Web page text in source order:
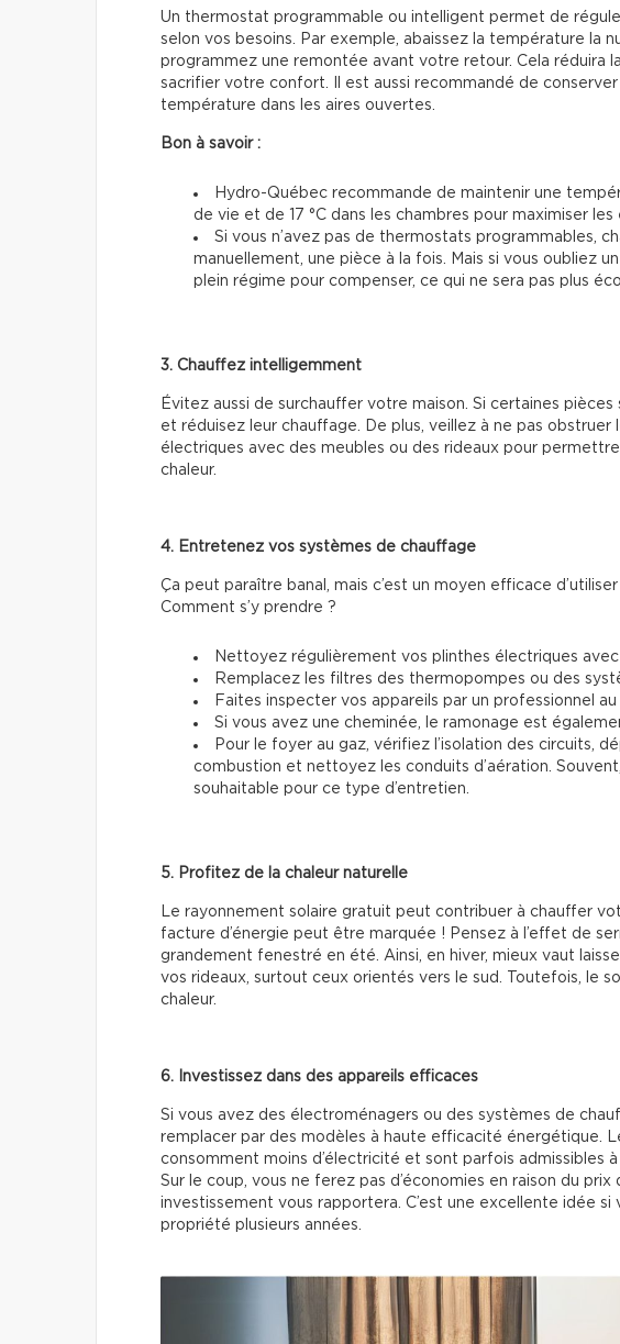
Un thermostat programmable ou intelligent permet de
selon vos besoins. Par exemple, abaissez la température la
programmez une remontée avant votre retour. Cela réduira
sacrifier votre confort. Il est aussi recommandé de
température dans les aires ouvertes.
Bon à savoir :
Hydro-Québec recommande de maintenir une
de vie et de 17 °C dans les chambres pour maximiser les
Si vous n’avez pas de thermostats programmables,
manuellement, une pièce à la fois. Mais si vous oubliez
plein régime pour compenser, ce qui ne sera pas plus
3. Chauffez intelligemment
Évitez aussi de surchauffer votre maison. Si certaines
et réduisez leur chauffage. De plus, veillez à ne pas obstruer
électriques avec des meubles ou des rideaux pour
chaleur.
4. Entretenez vos systèmes de chauffage
Ça peut paraître banal, mais c’est un moyen efficace
Comment s’y prendre ?
Nettoyez régulièrement vos plinthes électriques
Remplacez les filtres des thermopompes ou des
Faites inspecter vos appareils par un professionnel
Si vous avez une cheminée, le ramonage est
Pour le foyer au gaz, vérifiez l’isolation des circuits,
combustion et nettoyez les conduits d’aération.
souhaitable pour ce type d’entretien.
5. Profitez de la chaleur naturelle
Le rayonnement solaire gratuit peut contribuer à chauffer
facture d’énergie peut être marquée ! Pensez à l’effet de
grandement fenestré en été. Ainsi, en hiver, mieux vaut
vos rideaux, surtout ceux orientés vers le sud. Toutefois, le
chaleur.
6. Investissez dans des appareils efficaces
Si vous avez des électroménagers ou des systèmes de
remplacer par des modèles à haute efficacité énergétique.
consomment moins d’électricité et sont parfois admissibles
Sur le coup, vous ne ferez pas d’économies en raison du
investissement vous rapportera. C’est une excellente idée si
propriété plusieurs années.